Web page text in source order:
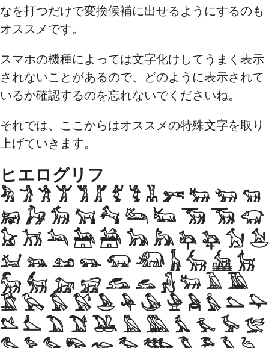
なを打つだけで変換候補に出せるようにするのも
オススメです。
スマホの機種によっては文字化けしてうまく表示
されないことがあるので、どのように表示されて
いるか確認するのを忘れないでくださいね。
それでは、ここからはオススメの特殊文字を取り
上げていきます。
ヒエログリフ
𓀓 𓀞 𓀟 𓀠 𓀢 𓀣 𓀤 𓀥 𓀡 𓀒 𓃒 𓃓 𓃔
𓃖 𓃗 𓃘 𓃙 𓃚 𓃛 𓃜 𓃝 𓃞 𓃟
𓃠 𓃡 𓃢 𓃣 𓃤 𓃥 𓃦 𓃧 𓃨 𓃩 𓃪
𓃫 𓃬 𓃭 𓃮 𓃯 𓃰 𓃱 𓃲 𓃳 𓃴
𓃵 𓃶 𓃷 𓃸 𓃹 𓃺 𓃻 𓃽 𓄿 𓅀
𓅁 𓅂 𓅃 𓅄 𓅅 𓅆 𓅇 𓅈 𓅉 𓅊 𓅌 𓅍
𓅎 𓅏 𓅐 𓅑 𓅒 𓅓 𓅔 𓅘 𓅙 𓅚 𓅛